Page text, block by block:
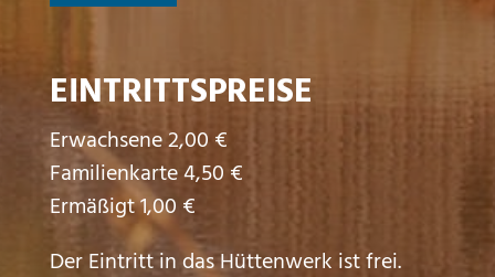
EINTRITTSPREISE
Erwachsene 2,00 €
Familienkarte 4,50 €
Ermäßigt 1,00 €
Der Eintritt in das Hüttenwerk ist frei.